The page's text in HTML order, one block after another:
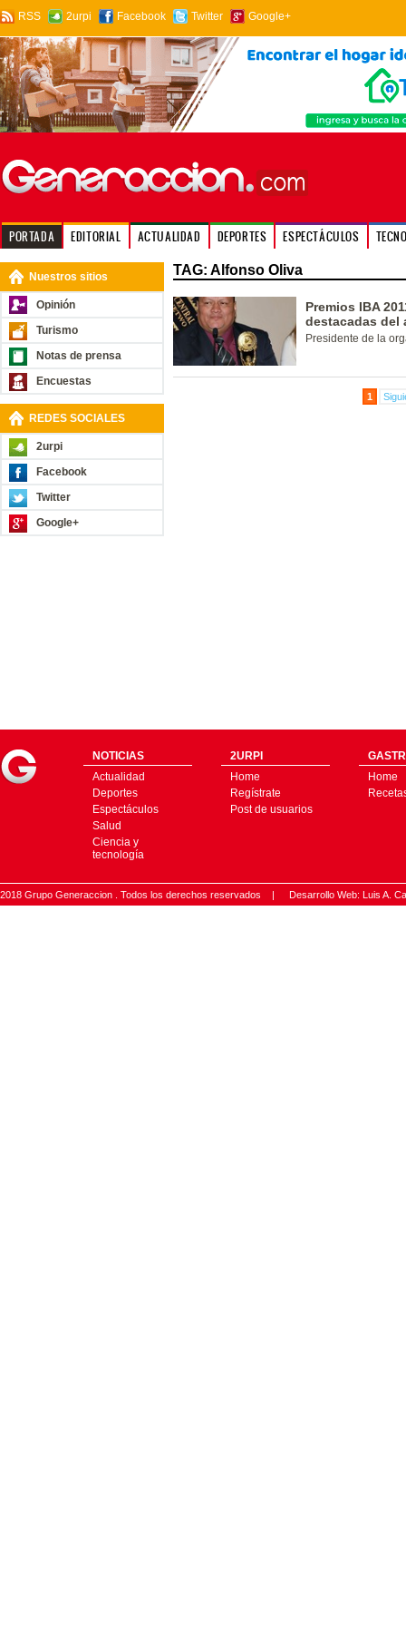
RSS 2urpi Facebook Twitter Google+
PORTADA EDITORIAL ACTUALIDAD DEPORTES ESPECTÁCULOS
Nuestros sitios
Opinión
Turismo
Notas de prensa
Encuestas
REDES SOCIALES
2urpi
Facebook
Twitter
Google+
TAG: Alfonso Oliva
Premios IBA
destacadas del
Presidente de la
1
NOTICIAS
Actualidad
Deportes
Espectáculos
Salud
Ciencia y
tecnología
2URPI
Home
Regístrate
Post de usuarios
Home
2018 Grupo Generaccion . Todos los derechos reservados | Desarrollo Web: Luis